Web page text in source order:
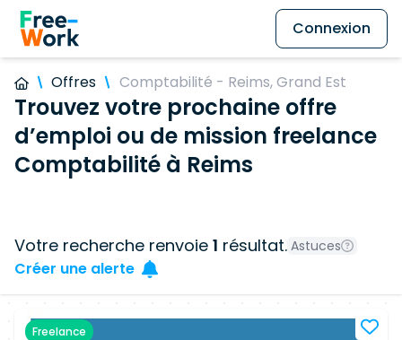
Connexion
Offres Comptabilité - Reims, Grand Est
Trouvez votre prochaine offre
d’emploi ou de mission freelance
Comptabilité à Reims
Votre recherche renvoie 1 résultat. Astuces
Créer une alerte
Freelance